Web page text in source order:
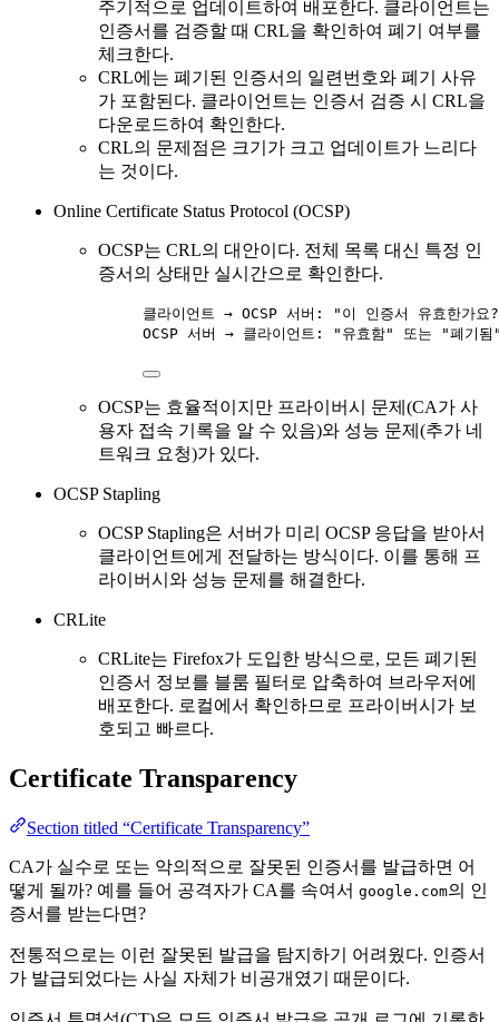
주기적으로 업데이트하여 배포한다. 클라이언트는
인증서를 검증할 때 CRL을 확인하여 폐기 여부를
체크한다.
CRL에는 폐기된 인증서의 일련번호와 폐기 사유
가 포함된다. 클라이언트는 인증서 검증 시 CRL을
다운로드하여 확인한다.
CRL의 문제점은 크기가 크고 업데이트가 느리다
는 것이다.
Online Certificate Status Protocol (OCSP)
OCSP는 CRL의 대안이다. 전체 목록 대신 특정 인
증서의 상태만 실시간으로 확인한다.
클라이언트 → OCSP 서버: "이 인증서 유효한가요
OCSP 서버 → 클라이언트: "유효함" 또는 "폐기
OCSP는 효율적이지만 프라이버시 문제(CA가 사
용자 접속 기록을 알 수 있음)와 성능 문제(추가 네
트워크 요청)가 있다.
OCSP Stapling
OCSP Stapling은 서버가 미리 OCSP 응답을 받아서
클라이언트에게 전달하는 방식이다. 이를 통해 프
라이버시와 성능 문제를 해결한다.
CRLite
CRLite는 Firefox가 도입한 방식으로, 모든 폐기된
인증서 정보를 블룸 필터로 압축하여 브라우저에
배포한다. 로컬에서 확인하므로 프라이버시가 보
호되고 빠르다.
Certificate Transparency
Section titled “Certificate Transparency”
CA가 실수로 또는 악의적으로 잘못된 인증서를 발급하면 어
떻게 될까? 예를 들어 공격자가 CA를 속여서 google.com의 인
증서를 받는다면?
전통적으로는 이런 잘못된 발급을 탐지하기 어려웠다. 인증서
가 발급되었다는 사실 자체가 비공개였기 때문이다.